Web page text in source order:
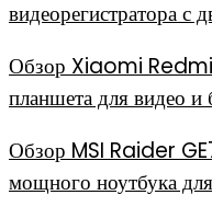
видеорегистратора с
Обзор Xiaomi Redmi
планшета для видео и
Обзор MSI Raider
мощного ноутбука